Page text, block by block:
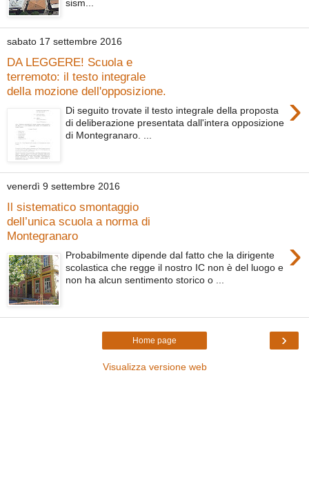
sism...
sabato 17 settembre 2016
DA LEGGERE! Scuola e
terremoto: il testo integrale
della mozione dell'opposizione.
›
Di seguito trovate il testo integrale della proposta
di deliberazione presentata dall'intera opposizione
di Montegranaro. ...
venerdì 9 settembre 2016
Il sistematico smontaggio
dell’unica scuola a norma di
Montegranaro
›
Probabilmente dipende dal fatto che la dirigente
scolastica che regge il nostro IC non è del luogo e
non ha alcun sentimento storico o ...
›
Home page
Visualizza versione web